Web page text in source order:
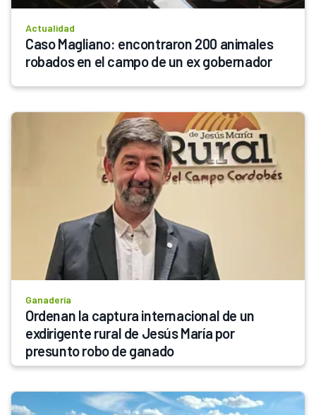
Actualidad
Caso Magliano: encontraron 200 animales
robados en el campo de un ex gobernador
Ganadería
Ordenan la captura internacional de un
exdirigente rural de Jesús María por
presunto robo de ganado